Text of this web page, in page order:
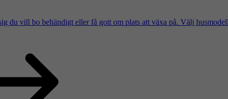
du vill bo behändigt eller få gott om plats att växa på. Välj